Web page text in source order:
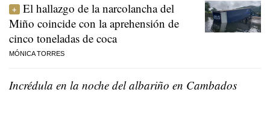
El hallazgo de la narcolancha del
Miño coincide con la aprehensión de
cinco toneladas de coca
MÓNICA TORRES
Incrédula en la noche del albariño en Cambados